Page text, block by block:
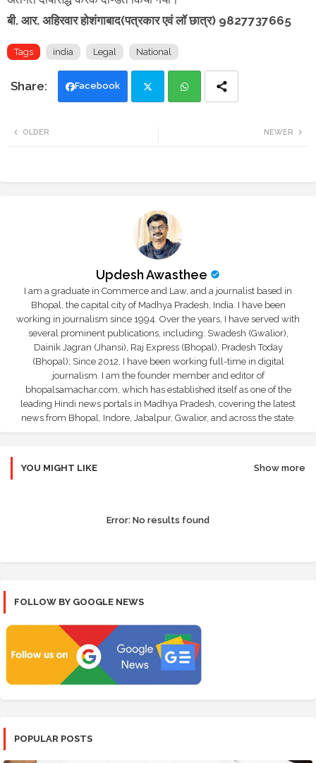
बी. आर. अहिरवार होशंगाबाद(पत्रकार एवं लॉ छात्र) 9827737665
Tags india Legal National
Facebook
NEWER
OLDER
Updesh Awasthee
I am a graduate in Commerce and Law, and a journalist based in
Bhopal, the capital city of Madhya Pradesh, India. I have been
working in journalism since 1994. Over the years, I have served with
several prominent publications, including: Swadesh (Gwalior),
Dainik Jagran (Jhansi), Raj Express (Bhopal), Pradesh Today
(Bhopal); Since 2012, I have been working full-time in digital
journalism. I am the founder member and editor of
bhopalsamachar.com, which has established itself as one of the
leading Hindi news portals in Madhya Pradesh, covering the latest
news from Bhopal, Indore, Jabalpur, Gwalior, and across the state.
YOU MIGHT LIKE Show more
Error: No results found
FOLLOW BY GOOGLE NEWS
POPULAR POSTS